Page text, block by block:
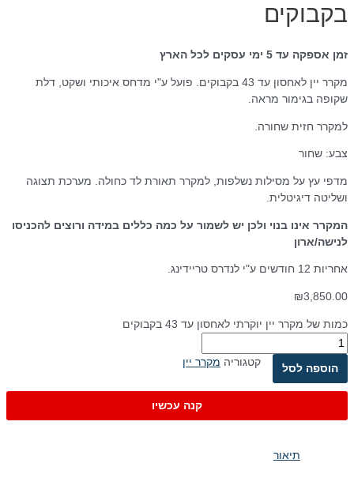
בקבוקים
זמן אספקה עד 5 ימי עסקים לכל הארץ
מקרר יין לאחסון עד 43 בקבוקים. פועל ע"י מדחס איכותי ושקט, דלת
שקופה בגימור מראה.
למקרר חזית שחורה.
צבע: שחור
מדפי עץ על מסילות נשלפות, למקרר תאורת לד כחולה. מערכת תצוגה
ושליטה דיגיטלית.
המקרר אינו בנוי ולכן יש לשמור על כמה כללים במידה ורוצים להכניסו
לנישה/ארון
אחריות 12 חודשים ע"י לנדרס טריידינג.
₪3,850.00
כמות של מקרר יין יוקרתי לאחסון עד 43 בקבוקים
הוספה לסל
קנה עכשיו
קטגוריה מקרר יין
תיאור